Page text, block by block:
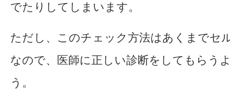
でたりしてしまいます。
ただし、このチェック方法はあくまでセ
なので、医師に正しい診断をしてもらう
う。